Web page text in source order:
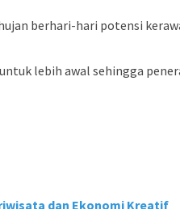
berhari-hari potensi
lebih awal sehingga
dan Ekonomi Kreatif